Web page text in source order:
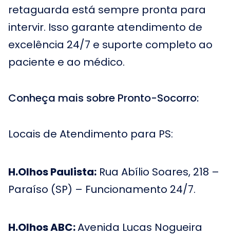
retaguarda está sempre pronta para
intervir. Isso garante atendimento de
excelência 24/7 e suporte completo ao
paciente e ao médico.
Conheça mais sobre Pronto-Socorro:
Locais de Atendimento para PS:
H.Olhos Paulista: Rua Abílio Soares, 218 –
Paraíso (SP) – Funcionamento 24/7.
H.Olhos ABC:Avenida Lucas Nogueira